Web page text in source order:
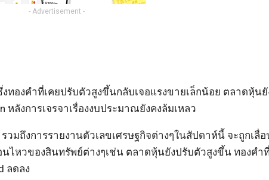
- Advertisement -
ทองคำที่เคยปรับตัวสูงขึ้นกลับเจอแรงขายเล็กน้อย ตลาดหุ้น
ลังการเจรจาเรื่องงบประมาณยังคงล้มเหลว
มถึงการรายงานตัวเลขเศรษฐกิจต่างๆในสัปดาห์นี้ จะถูกเลื่
ไหวของสินทรัพย์ต่างๆเช่น ตลาดหุ้นยังปรับตัวสูงขึ้น ทองคำ
ลดลง